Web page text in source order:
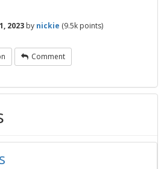
2023 by nickie (9.5k points)
Comment